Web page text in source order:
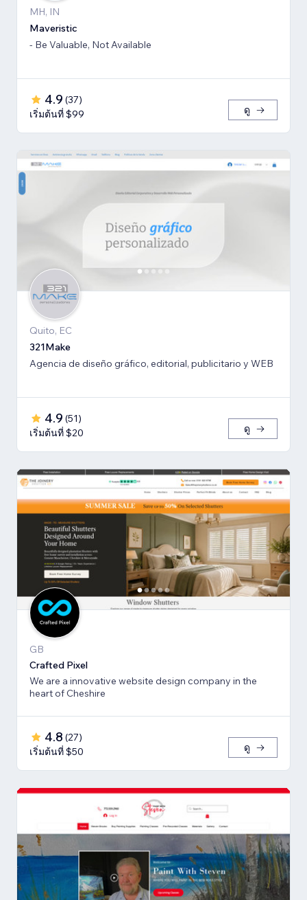
MH, IN
Maveristic
- Be Valuable, Not Available
4.9 (37)
เริ่มต้นที่ $99
ดู
Quito, EC
321Make
Agencia de diseño gráfico, editorial, publicitario y WEB
4.9 (51)
เริ่มต้นที่ $20
ดู
GB
Crafted Pixel
We are a innovative website design company in the
heart of Cheshire
4.8 (27)
เริ่มต้นที่ $50
ดู